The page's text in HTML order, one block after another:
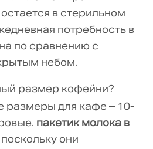
в стерильном
потребность в
по сравнению с
небом.
размер кофейни?
размеры для кафе – 10-
пакетик молока в
они